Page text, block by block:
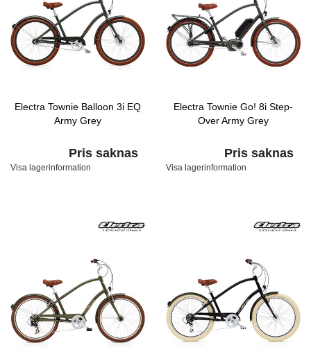
Electra Townie Balloon 3i EQ
Army Grey
Pris saknas
Visa lagerinformation
Electra Townie Go! 8i Step-
Over Army Grey
Pris saknas
Visa lagerinformation